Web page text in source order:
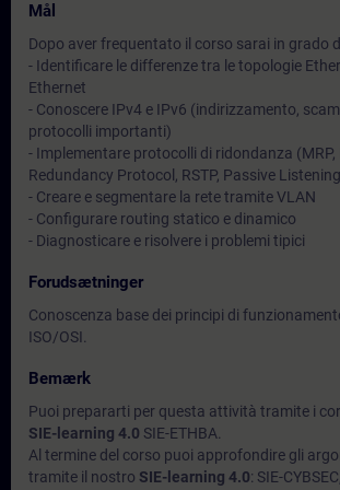
Mål
Dopo aver frequentato il corso sarai in grado
- Identificare le differenze tra le topologie
Ethernet
- Conoscere IPv4 e IPv6 (indirizzamento,
protocolli importanti)
- Implementare protocolli di ridondanza (MRP,
Redundancy Protocol, RSTP, Passive
- Creare e segmentare la rete tramite VLAN
- Configurare routing statico e dinamico
- Diagnosticare e risolvere i problemi tipici
Forudsætninger
Conoscenza base dei principi di
ISO/OSI.
Bemærk
Puoi prepararti per questa attività tramite i
SIE-learning 4.0 SIE-ETHBA.
Al termine del corso puoi approfondire gli
tramite il nostro SIE-learning 4.0: SIE-